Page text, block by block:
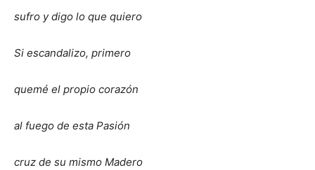
sufro y digo lo que quiero
Si escandalizo, primero
quemé el propio corazón
al fuego de esta Pasión
cruz de su mismo Madero